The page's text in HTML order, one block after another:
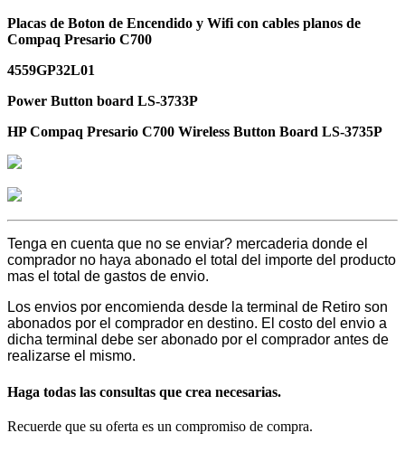
Placas de Boton de Encendido y Wifi con cables planos de
Compaq Presario C700
4559GP32L01
Power Button board LS-3733P
HP Compaq Presario C700 Wireless Button Board LS-3735P
Tenga en cuenta que no se enviar? mercaderia donde el
comprador no haya abonado el total del importe del producto
mas el total de gastos de envio.
Los envios por encomienda desde la terminal de Retiro son
abonados por el comprador en destino. El costo del envio a
dicha terminal debe ser abonado por el comprador antes de
realizarse el mismo.
Haga todas las consultas que crea necesarias.
Recuerde que su oferta es un compromiso de compra.